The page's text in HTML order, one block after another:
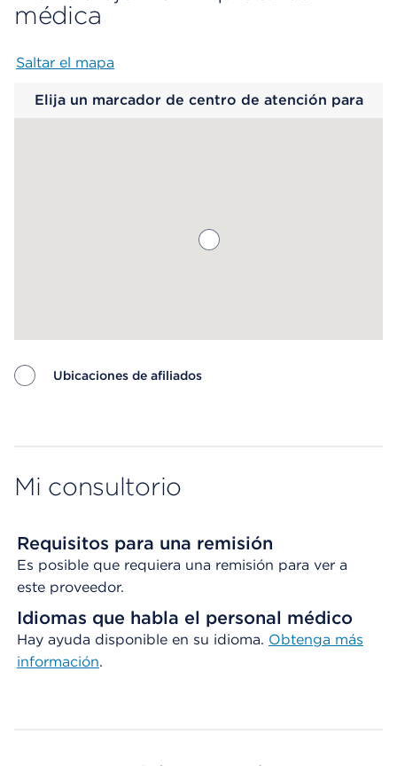
médica
Saltar el mapa
Elija un marcador de centro de atención para
Ubicaciones de afiliados
Mi consultorio
Requisitos para una remisión
Es posible que requiera una remisión para ver a
este proveedor.
Idiomas que habla el personal médico
Hay ayuda disponible en su idioma. Obtenga más
información.